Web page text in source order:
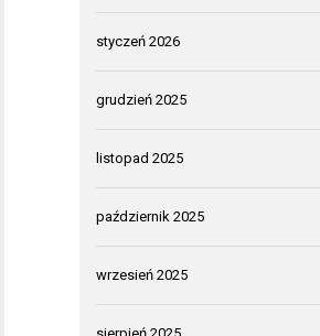
styczeń 2026
grudzień 2025
listopad 2025
październik 2025
wrzesień 2025